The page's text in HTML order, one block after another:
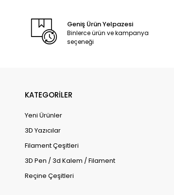
Geniş Ürün Yelpazesi
Binlerce ürün ve kampanya
seçeneği
KATEGORİLER
Yeni Ürünler
3D Yazıcılar
Filament Çeşitleri
3D Pen / 3d Kalem / Filament
Reçine Çeşitleri